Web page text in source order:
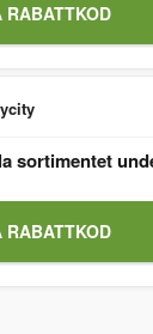
RABATTKOD
sortimentet
RABATTKOD